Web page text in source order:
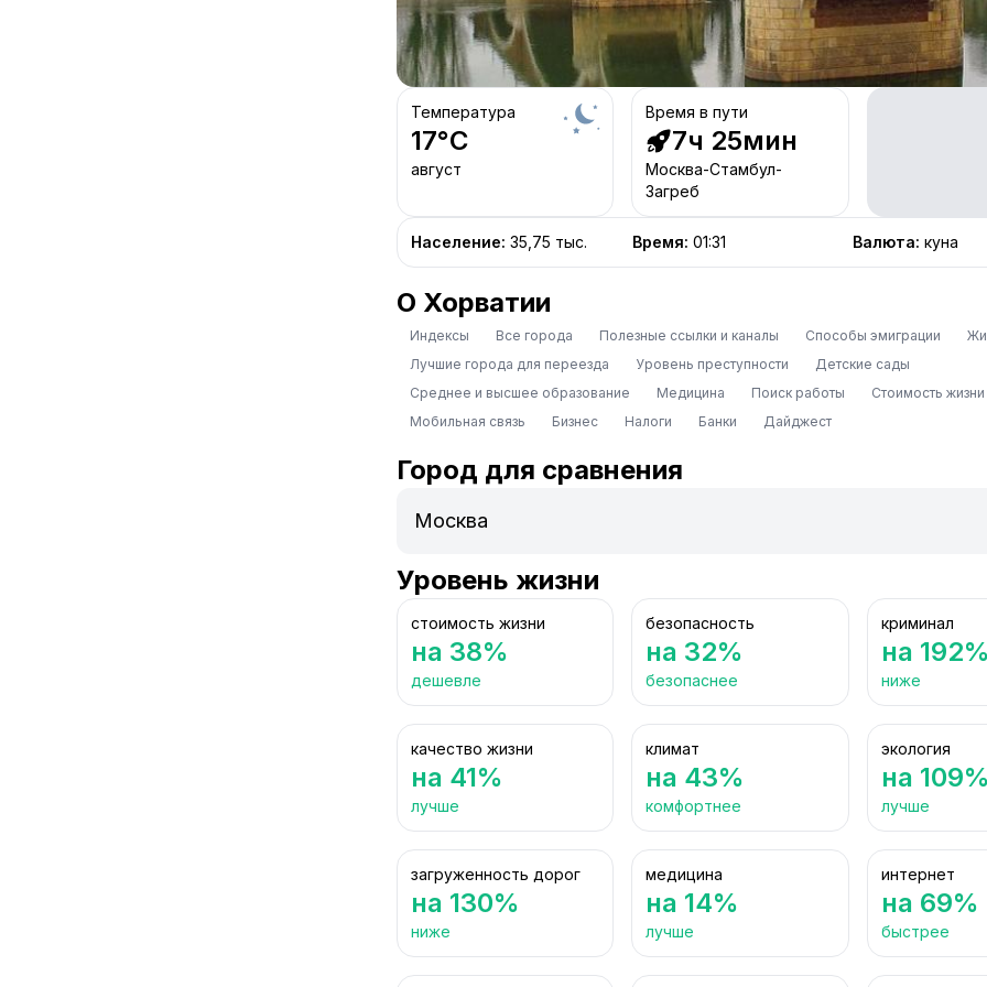
Температура
17°C
август
Время в пути
7ч 25мин
Москва-Стамбул-
Загреб
Население: 35,75 тыс. Время: 01:31 Валюта: куна
О Хорватии
Индексы Все города Полезные ссылки и каналы Способы эмиграции
Лучшие города для переезда
Уровень преступности
Детские сады
Среднее и высшее образование
Медицина Поиск работы
Стоимость жизни
Мобильная связь
Бизнес Налоги Банки Дайджест
Город для сравнения
Уровень жизни
стоимость жизни
на 38%
дешевле
безопасность
на 32%
безопаснее
криминал
на
ниже
качество жизни
на 41%
лучше
климат
на 43%
комфортнее
экология
на
лучше
загруженность дорог
на 130%
ниже
медицина
на 14%
лучше
интернет
на 69%
быстрее